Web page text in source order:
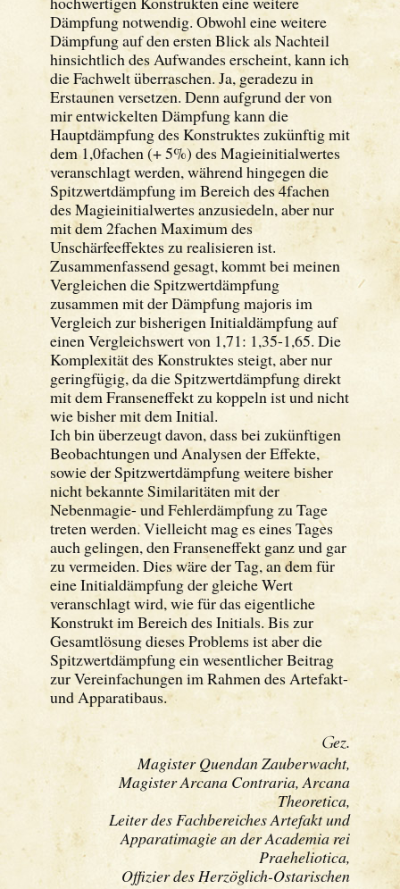
Dämpfung notwendig. Obwohl eine weitere
Dämpfung auf den ersten Blick als Nachteil
hinsichtlich des Aufwandes erscheint, kann ich
die Fachwelt überraschen. Ja, geradezu in
Erstaunen versetzen. Denn aufgrund der von
mir entwickelten Dämpfung kann die
Hauptdämpfung des Konstruktes zukünftig mit
dem 1,0fachen (+ 5%) des Magieinitialwertes
veranschlagt werden, während hingegen die
Spitzwertdämpfung im Bereich des 4fachen
des Magieinitialwertes anzusiedeln, aber nur
mit dem 2fachen Maximum des
Unschärfeeffektes zu realisieren ist.
Zusammenfassend gesagt, kommt bei meinen
Vergleichen die Spitzwertdämpfung
zusammen mit der Dämpfung majoris im
Vergleich zur bisherigen Initialdämpfung auf
einen Vergleichswert von 1,71: 1,35-1,65. Die
Komplexität des Konstruktes steigt, aber nur
geringfügig, da die Spitzwertdämpfung direkt
mit dem Franseneffekt zu koppeln ist und nicht
wie bisher mit dem Initial.
Ich bin überzeugt davon, dass bei zukünftigen
Beobachtungen und Analysen der Effekte,
sowie der Spitzwertdämpfung weitere bisher
nicht bekannte Similaritäten mit der
Nebenmagie- und Fehlerdämpfung zu Tage
treten werden. Vielleicht mag es eines Tages
auch gelingen, den Franseneffekt ganz und gar
zu vermeiden. Dies wäre der Tag, an dem für
eine Initialdämpfung der gleiche Wert
veranschlagt wird, wie für das eigentliche
Konstrukt im Bereich des Initials. Bis zur
Gesamtlösung dieses Problems ist aber die
Spitzwertdämpfung ein wesentlicher Beitrag
zur Vereinfachungen im Rahmen des Artefakt-
und Apparatibaus.
Gez.
Magister Quendan Zauberwacht,
Magister Arcana Contraria, Arcana
Theoretica,
Leiter des Fachbereiches Artefakt und
Apparatimagie an der Academia rei
Praeheliotica,
Offizier des Herzöglich-Ostarischen